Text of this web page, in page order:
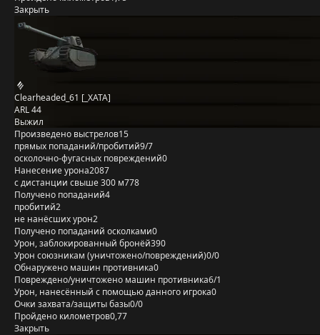
Закрыть
Clearheaded_61 [_XATA]
ARL 44
Выжил
Произведено выстрелов15
прямых попаданий/пробитий9/7
осколочно-фугасных повреждений0
Нанесение урона2087
с дистанции свыше 300 м778
Получено попаданий4
пробитий2
не нанёсших урон2
Получено попаданий осколками0
Урон, заблокированный бронёй390
Урон союзникам (уничтожено/повреждений)0/0
Обнаружено машин противника0
Повреждено/уничтожено машин противника6/1
Урон, нанесённый с помощью данного игрока0
Очки захвата/защиты базы0/0
Пройдено километров0,77
Закрыть